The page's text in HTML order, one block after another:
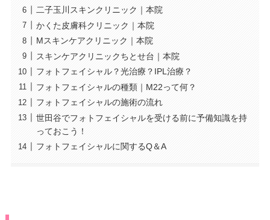
二子玉川スキンクリニック｜本院
かくた皮膚科クリニック｜本院
Mスキンケアクリニック｜本院
スキンケアクリニックちとせ台｜本院
フォトフェイシャル？光治療？IPL治療？
フォトフェイシャルの種類｜M22って何？
フォトフェイシャルの施術の流れ
世田谷でフォトフェイシャルを受ける前に予備知識を持
っておこう！
フォトフェイシャルに関するQ＆A